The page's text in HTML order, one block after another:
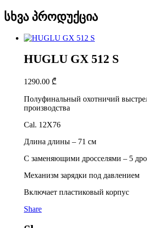
სხვა პროდუქცია
HUGLU GX 512 S
1290.00 ₾
Полуфинальный охотничий
производства
Cal. 12X76
Длина длины – 71 см
С заменяющими дросселями – 5
Механизм зарядки под давлением
Включает пластиковый корпус
Share